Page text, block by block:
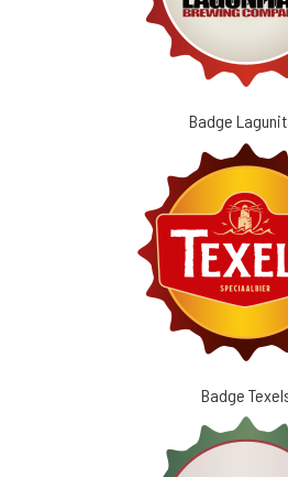
Badge
Badge